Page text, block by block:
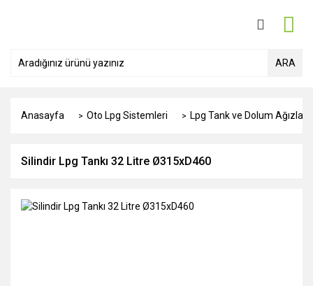
ARA
Anasayfa Oto Lpg Sistemleri Lpg Tank ve Dolum Ağızları
Silindir Lpg Tankı 32 Litre Ø315xD460